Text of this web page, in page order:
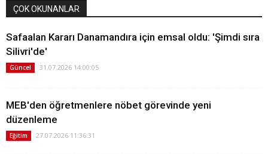
ÇOK OKUNANLAR
Safaalan Kararı Danamandıra için emsal oldu: 'Şimdi sıra
Silivri'de'
Güncel 31.07.2026 14:00:05
MEB'den öğretmenlere nöbet görevinde yeni
düzenleme
Eğitim 27.07.2026 11:36:31